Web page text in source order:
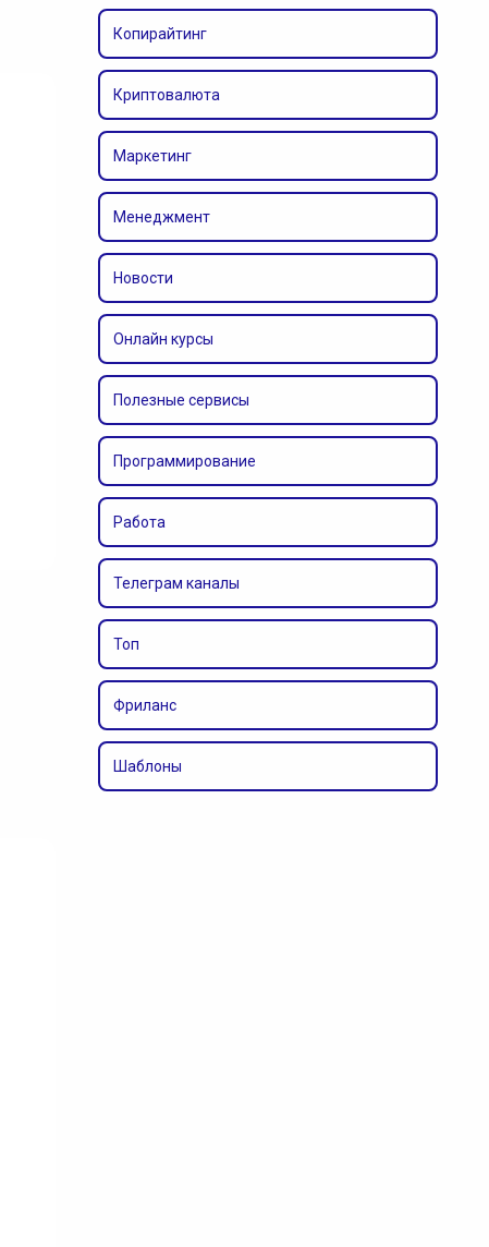
Копирайтинг
Криптовалюта
Маркетинг
Менеджмент
Новости
Онлайн курсы
Полезные сервисы
Программирование
Работа
Телеграм каналы
Топ
Фриланс
Шаблоны